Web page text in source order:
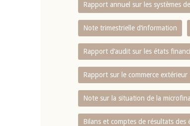
Rapport annuel sur les systèmes
Note trimestrielle d‘information
Rapport d‘audit sur les états
Rapport sur le commerce extérieur
Note sur la situation de la
Bilans et comptes de résultats des